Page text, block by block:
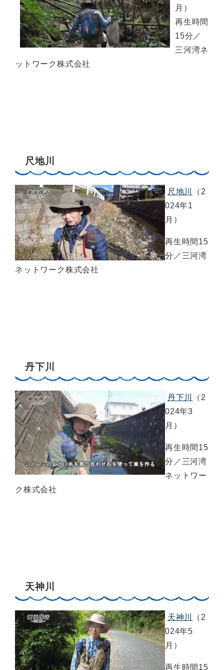
月）
再生時間
15分／
三河湾ネ
ットワーク株式会社
尺地川
尺地川
（2
024年1
月）
再生時間15
分／三河湾
ネットワーク株式会社
丹下川
丹下川
（2
024年3
月）
再生時間15
分／三河湾
ネットワー
ク株式会社
天神川
天神川
（2
024年5
月）
再生時間15